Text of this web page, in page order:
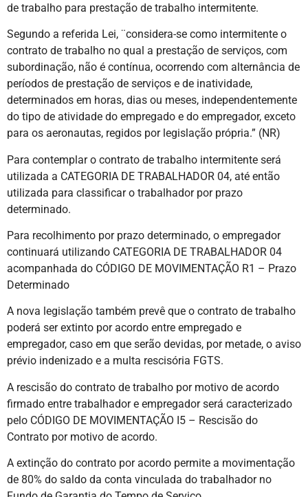
de trabalho para prestação de trabalho intermitente.
Segundo a referida Lei, ¨considera-se como intermitente o
contrato de trabalho no qual a prestação de serviços, com
subordinação, não é contínua, ocorrendo com alternância de
períodos de prestação de serviços e de inatividade,
determinados em horas, dias ou meses, independentemente
do tipo de atividade do empregado e do empregador, exceto
para os aeronautas, regidos por legislação própria.” (NR)
Para contemplar o contrato de trabalho intermitente será
utilizada a CATEGORIA DE TRABALHADOR 04, até então
utilizada para classificar o trabalhador por prazo
determinado.
Para recolhimento por prazo determinado, o empregador
continuará utilizando CATEGORIA DE TRABALHADOR 04
acompanhada do CÓDIGO DE MOVIMENTAÇÃO R1 – Prazo
Determinado
A nova legislação também prevê que o contrato de trabalho
poderá ser extinto por acordo entre empregado e
empregador, caso em que serão devidas, por metade, o aviso
prévio indenizado e a multa rescisória FGTS.
A rescisão do contrato de trabalho por motivo de acordo
firmado entre trabalhador e empregador será caracterizado
pelo CÓDIGO DE MOVIMENTAÇÃO I5 – Rescisão do
Contrato por motivo de acordo.
A extinção do contrato por acordo permite a movimentação
de 80% do saldo da conta vinculada do trabalhador no